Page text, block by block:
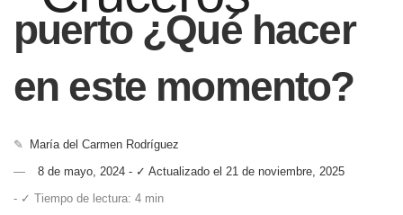
puerto ¿Qué hacer
en este momento?
✎
María del Carmen Rodríguez
8 de mayo, 2024 - ✓ Actualizado el 21 de noviembre, 2025
- ✓ Tiempo de lectura: 4 min